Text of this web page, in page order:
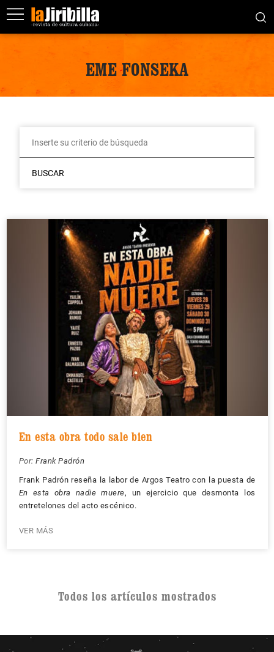
EME FONSEKA
BUSCAR
En esta obra todo sale bien
Por: Frank Padrón
Frank Padrón reseña la labor de Argos Teatro con la puesta de
En esta obra nadie muere, un ejercicio que desmonta los
entretelones del acto escénico.
VER MÁS
Todos los artículos mostrados